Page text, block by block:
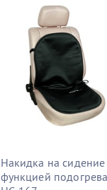
Накидка на сидение
функцией